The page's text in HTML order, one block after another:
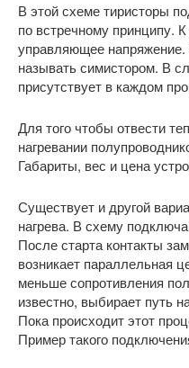
В этой схеме тиристоры
по встречному принципу.
управляющее напряжение.
называть симистором. В
присутствует в каждом
Для того чтобы отвести
нагревании
Габариты, вес и цена
Существует и другой
нагрева. В схему
После старта контакты
возникает параллельная
меньше сопротивления
известно, выбирает путь
Пока происходит этот
Пример такого